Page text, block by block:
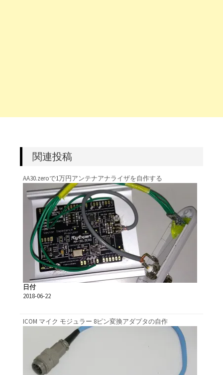
関連投稿
AA30.zeroで1万円アンテナアナライザを自作する
日付
2018-06-22
ICOM マイク モジュラー 8ピン変換アダプタの自作